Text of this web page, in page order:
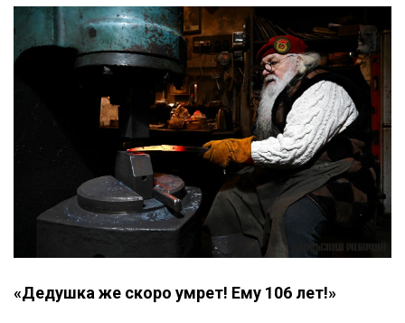
«Дедушка же скоро умрет! Ему 106 лет!»